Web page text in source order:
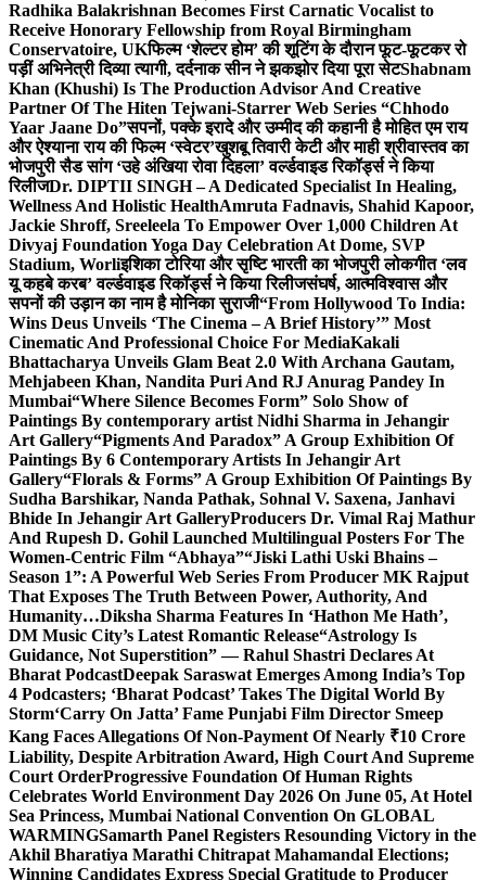
Radhika Balakrishnan Becomes First Carnatic Vocalist to
Receive Honorary Fellowship from Royal Birmingham
Conservatoire, UKफिल्म ‘शेल्टर होम’ की शूटिंग के दौरान फूट-फूटकर रो
पड़ीं अभिनेत्री दिव्या त्यागी, दर्दनाक सीन ने झकझोर दिया पूरा सेटShabnam
Khan (Khushi) Is The Production Advisor And Creative
Partner Of The Hiten Tejwani-Starrer Web Series “Chhodo
Yaar Jaane Do”सपनों, पक्के इरादे और उम्मीद की कहानी है मोहित एम राय
और ऐश्याना राय की फिल्म ‘स्वेटर’खुशबू तिवारी केटी और माही श्रीवास्तव का
भोजपुरी सैड सांग ‘उहे अंखिया रोवा दिहला’ वर्ल्डवाइड रिकॉर्ड्स ने किया
रिलीजDr. DIPTII SINGH – A Dedicated Specialist In Healing,
Wellness And Holistic HealthAmruta Fadnavis, Shahid Kapoor,
Jackie Shroff, Sreeleela To Empower Over 1,000 Children At
Divyaj Foundation Yoga Day Celebration At Dome, SVP
Stadium, Worliइशिका टोरिया और सृष्टि भारती का भोजपुरी लोकगीत ‘लव
यू कहबे करब’ वर्ल्डवाइड रिकॉर्ड्स ने किया रिलीजसंघर्ष, आत्मविश्वास और
सपनों की उड़ान का नाम है मोनिका सुराजी“From Hollywood To India:
Wins Deus Unveils ‘The Cinema – A Brief History’” Most
Cinematic And Professional Choice For MediaKakali
Bhattacharya Unveils Glam Beat 2.0 With Archana Gautam,
Mehjabeen Khan, Nandita Puri And RJ Anurag Pandey In
Mumbai“Where Silence Becomes Form” Solo Show of
Paintings By contemporary artist Nidhi Sharma in Jehangir
Art Gallery“Pigments And Paradox” A Group Exhibition Of
Paintings By 6 Contemporary Artists In Jehangir Art
Gallery“Florals & Forms” A Group Exhibition Of Paintings By
Sudha Barshikar, Nanda Pathak, Sohnal V. Saxena, Janhavi
Bhide In Jehangir Art GalleryProducers Dr. Vimal Raj Mathur
And Rupesh D. Gohil Launched Multilingual Posters For The
Women-Centric Film “Abhaya”“Jiski Lathi Uski Bhains –
Season 1”: A Powerful Web Series From Producer MK Rajput
That Exposes The Truth Between Power, Authority, And
Humanity…Diksha Sharma Features In ‘Hathon Me Hath’,
DM Music City’s Latest Romantic Release“Astrology Is
Guidance, Not Superstition” — Rahul Shastri Declares At
Bharat PodcastDeepak Saraswat Emerges Among India’s Top
4 Podcasters; ‘Bharat Podcast’ Takes The Digital World By
Storm‘Carry On Jatta’ Fame Punjabi Film Director Smeep
Kang Faces Allegations Of Non-Payment Of Nearly ₹10 Crore
Liability, Despite Arbitration Award, High Court And Supreme
Court OrderProgressive Foundation Of Human Rights
Celebrates World Environment Day 2026 On June 05, At Hotel
Sea Princess, Mumbai National Convention On GLOBAL
WARMINGSamarth Panel Registers Resounding Victory in the
Akhil Bharatiya Marathi Chitrapat Mahamandal Elections;
Winning Candidates Express Special Gratitude to Producer